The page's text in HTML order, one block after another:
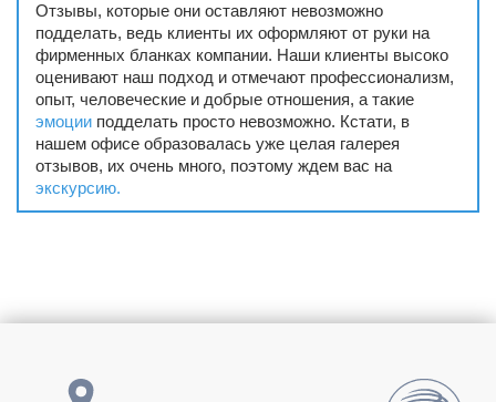
Отзывы, которые они оставляют невозможно
подделать, ведь клиенты их оформляют от руки на
фирменных бланках компании. Наши клиенты высоко
оценивают наш подход и отмечают профессионализм,
опыт, человеческие и добрые отношения, а такие
эмоции подделать просто невозможно. Кстати, в
нашем офисе образовалась уже целая галерея
отзывов, их очень много, поэтому ждем вас на
экскурсию.